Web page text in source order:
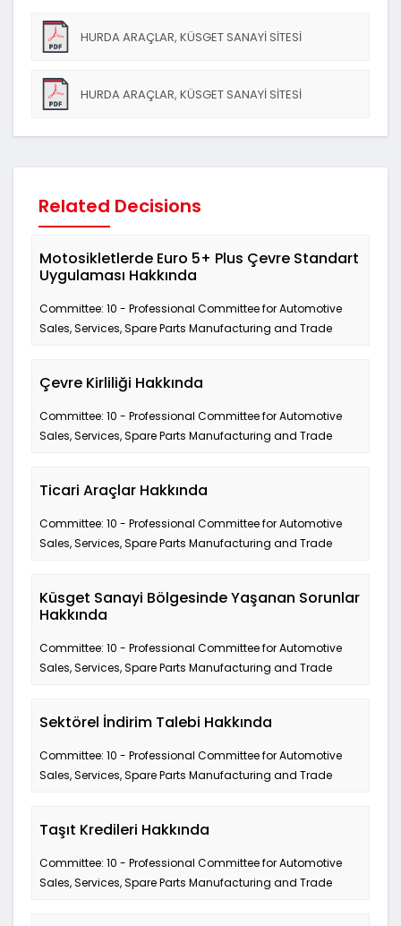
HURDA ARAÇLAR, KÜSGET SANAYİ SİTESİ
HURDA ARAÇLAR, KÜSGET SANAYİ SİTESİ
Related Decisions
Motosikletlerde Euro 5+ Plus Çevre Standart
Uygulaması Hakkında
Committee: 10 - Professional Committee for Automotive
Sales, Services, Spare Parts Manufacturing and Trade
Çevre Kirliliği Hakkında
Committee: 10 - Professional Committee for Automotive
Sales, Services, Spare Parts Manufacturing and Trade
Ticari Araçlar Hakkında
Committee: 10 - Professional Committee for Automotive
Sales, Services, Spare Parts Manufacturing and Trade
Küsget Sanayi Bölgesinde Yaşanan Sorunlar
Hakkında
Committee: 10 - Professional Committee for Automotive
Sales, Services, Spare Parts Manufacturing and Trade
Sektörel İndirim Talebi Hakkında
Committee: 10 - Professional Committee for Automotive
Sales, Services, Spare Parts Manufacturing and Trade
Taşıt Kredileri Hakkında
Committee: 10 - Professional Committee for Automotive
Sales, Services, Spare Parts Manufacturing and Trade